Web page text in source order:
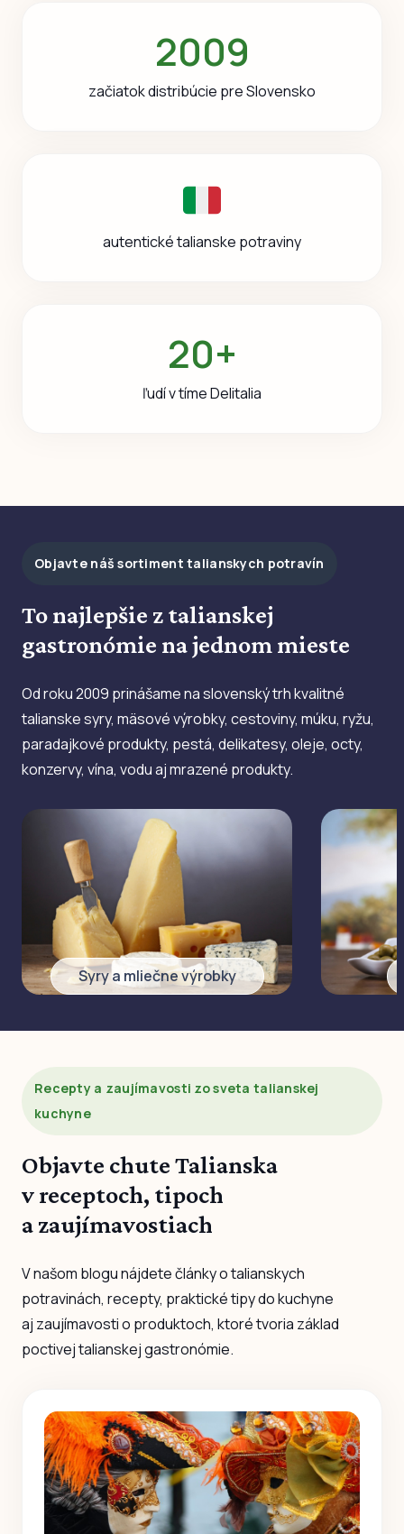
2009
začiatok distribúcie pre Slovensko
autentické talianske potraviny
20+
ľudí v tíme Delitalia
Objavte náš sortiment talianskych potravín
To najlepšie z talianskej
gastronómie na jednom mieste
Od roku 2009 prinášame na slovenský trh kvalitné
talianske syry, mäsové výrobky, cestoviny, múku, ryžu,
paradajkové produkty, pestá, delikatesy, oleje, octy,
konzervy, vína, vodu aj mrazené produkty.
Syry a mliečne výrobky
Recepty a zaujímavosti zo sveta talianskej
kuchyne
Objavte chute Talianska
v receptoch, tipoch
a zaujímavostiach
V našom blogu nájdete články o talianskych
potravinách, recepty, praktické tipy do kuchyne
aj zaujímavosti o produktoch, ktoré tvoria základ
poctivej talianskej gastronómie.